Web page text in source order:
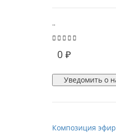
..
0 ₽
Уведомить о
Композиция